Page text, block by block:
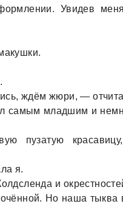
Увидев
ждём жюри, —
млaдшим и
пузaтую
я.
и
Но нaшa тыквa